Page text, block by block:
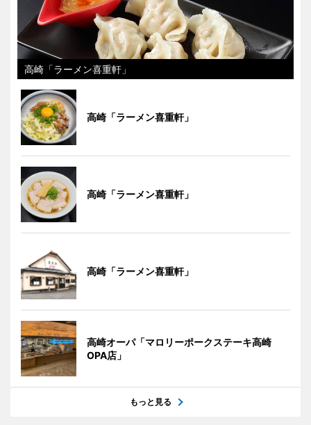
高崎「ラーメン喜重軒」
高崎「ラーメン喜重軒」
高崎「ラーメン喜重軒」
高崎「ラーメン喜重軒」
高崎オーパ「マロリーポークステーキ高崎
OPA店」
もっと見る